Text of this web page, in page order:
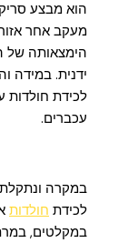
הוא מבצע
מעקב אחר
הימצאותה של
ידנית. במידה
לכידת חולדות
עכברים.
במקרה
לכידת חולדות
במקלטים,